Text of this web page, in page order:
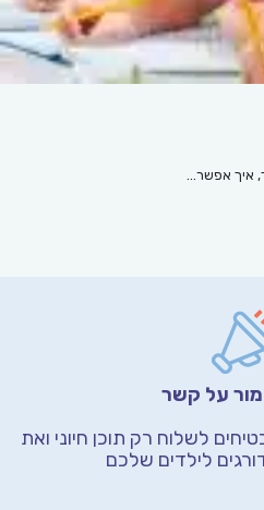
איך אפשר…
על קשר
לשלוח רק תוכן חיוני ואת
לילדים שלכם